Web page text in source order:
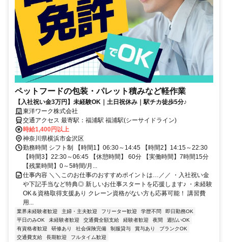
ペットフードの包装・パレット積みなど軽作業
【入社祝い金3万円】未経験OK｜土日祝休み｜駅チカ徒歩5分♪
東洋ワーク株式会社
交通アクセス 最寄駅：福浦駅 福浦駅(シーサイドライン)
時給1,400円以上
神奈川県横浜市金沢区
勤務時間 シフト制 【時間1】06:30～14:45 【時間2】14:15～22:30
【時間3】22:30～06:45 【休憩時間】 60分 【実働時間】7時間15分
【残業時間】0～5時間/月...
仕事内容 ＼＼このお仕事のおすすめポイントは…／／ ・入社祝い金
や下記手当など特典◎ 新しいお仕事スタートを応援します♪ ・未経験
OK＆資格取得支援あり クレーン資格がない方も応募可能！ 講習費
用...
業界未経験者歓迎 主婦・主夫歓迎 フリーター歓迎 学歴不問
即日勤務OK
平日のみOK
未経験者歓迎 交通費全額支給 経験者歓迎 夜間
週払いOK
有資格者歓迎
研修あり 社会保険完備 制服貸与 賞与あり
ブランクOK
交通費支給
長期歓迎 フルタイム歓迎